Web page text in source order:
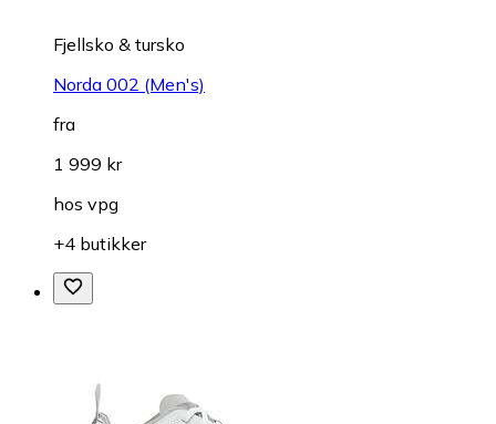
Fjellsko & tursko
Norda 002 (Men's)
fra
1 999 kr
hos vpg
+4 butikker